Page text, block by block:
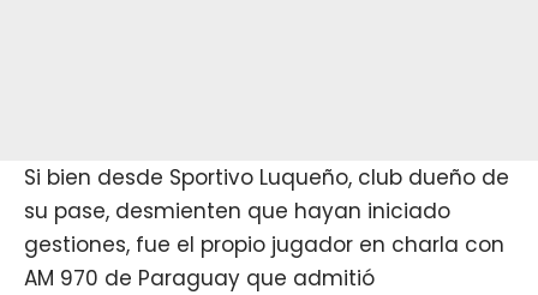
Si bien desde Sportivo Luqueño, club dueño de
su pase, desmienten que hayan iniciado
gestiones, fue el propio jugador en charla con
AM 970 de Paraguay que admitió